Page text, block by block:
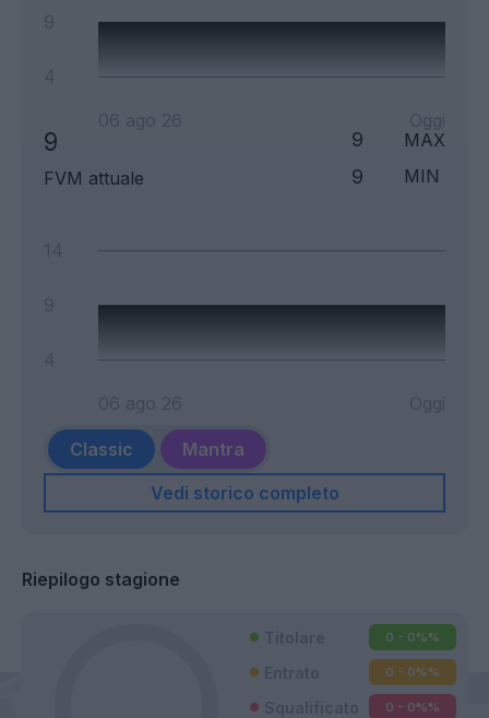
9
4
06 ago 26
Oggi
9
FVM attuale
9 MAX
9 MIN
Classic
Mantra
Vedi storico completo
Riepilogo stagione
0 - 0%%
0 - 0%%
0 - 0%%